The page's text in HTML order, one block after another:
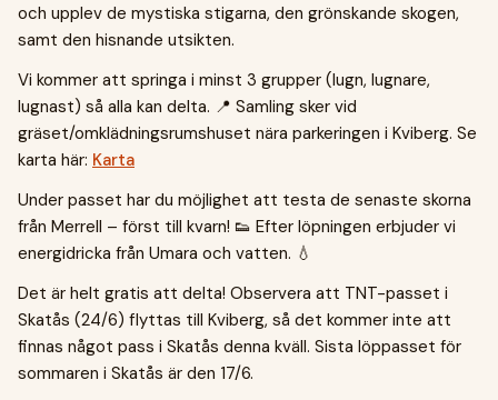
och upplev de mystiska stigarna, den grönskande skogen,
samt den hisnande utsikten.
Vi kommer att springa i minst 3 grupper (lugn, lugnare,
lugnast) så alla kan delta. 📍 Samling sker vid
gräset/omklädningsrumshuset nära parkeringen i Kviberg. Se
karta här: Karta
Under passet har du möjlighet att testa de senaste skorna
från Merrell – först till kvarn! 👟 Efter löpningen erbjuder vi
energidricka från Umara och vatten. 💧
Det är helt gratis att delta! Observera att TNT-passet i
Skatås (24/6) flyttas till Kviberg, så det kommer inte att
finnas något pass i Skatås denna kväll. Sista löppasset för
sommaren i Skatås är den 17/6.